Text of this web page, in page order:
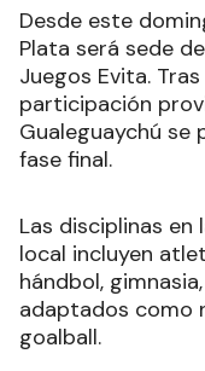
Desde este
Plata será sede
Juegos Evita.
participación
Gualeguaychú se
fase final.
Las disciplinas
local incluyen
hándbol,
adaptados como
goalball.